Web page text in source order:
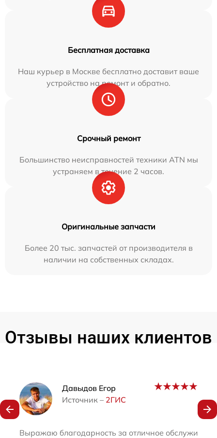
Бесплатная доставка
Наш курьер в Москве бесплатно доставит ваше
устройство на ремонт и обратно.
Срочный ремонт
Большинство неисправностей техники ATN мы
устраняем в течение 2 часов.
Оригинальные запчасти
Более 20 тыс. запчастей от производителя в
наличии на собственных складах.
Отзывы наших клиентов
Давыдов Егор
Источник – 2ГИС
Выражаю благодарность за отличное
Наши мастера